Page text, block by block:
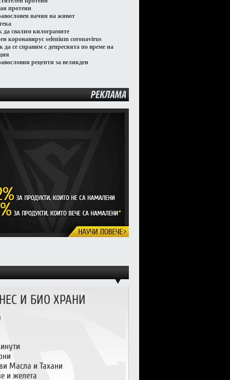
протеин
начин на живот
да свалим килограмите
коронавирус selenium coronavirus
да се справим с депресията по време на
рецепти за великден
И БИО ХРАНИ
Масла и Тахани
и желета